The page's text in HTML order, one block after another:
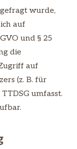
wurde,
auf
und § 25
die
auf
(z. B. für
umfasst.